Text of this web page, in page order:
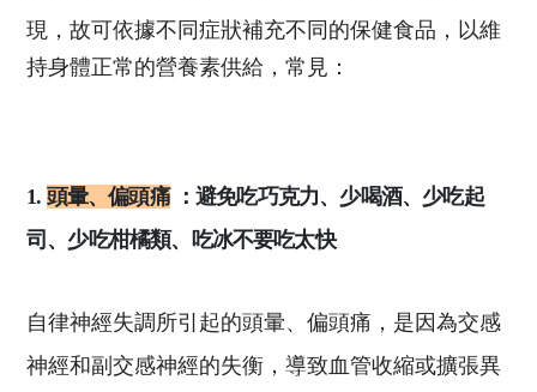
現，故可依據不同症狀補充不同的保健食品， 以維
持身體正常的營養素供給，常見：
1. 頭暈、偏頭痛：避免吃巧克力、少喝酒、少吃起
司、少吃柑橘類、吃冰不要吃太快
自律神經失調所引起的頭暈、偏頭痛，是因為交感
神經和副交感神經的失衡，導致血管收縮或擴張異